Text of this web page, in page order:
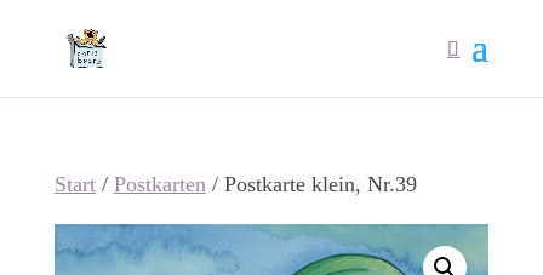
Start/ Postkarten/ Postkarte klein, Nr.39